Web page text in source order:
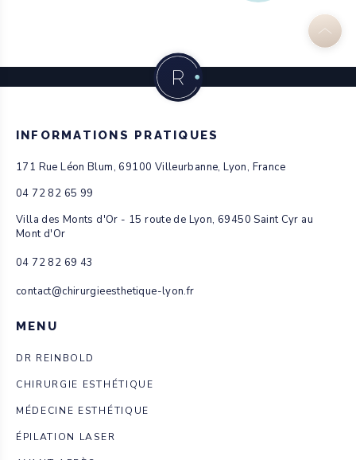
INFORMATIONS PRATIQUES
171 Rue Léon Blum, 69100 Villeurbanne, Lyon, France
04 72 82 65 99
Villa des Monts d'Or - 15 route de Lyon, 69450 Saint Cyr au
Mont d'Or
04 72 82 69 43
contact@chirurgieesthetique-lyon.fr
MENU
DR REINBOLD
CHIRURGIE ESTHÉTIQUE
MÉDECINE ESTHÉTIQUE
ÉPILATION LASER